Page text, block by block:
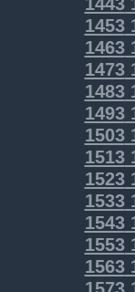
1453
1463
1473
1483
1493
1503
1513
1523
1533
1543
1553
1563